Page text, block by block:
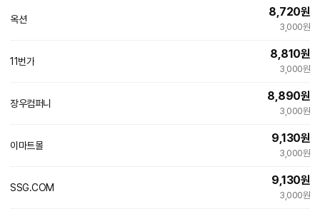
옥션
8,720원
3,000원
11번가
8,810원
3,000원
장우컴퍼니
8,890원
3,000원
이마트몰
9,130원
3,000원
SSG.COM
9,130원
3,000원